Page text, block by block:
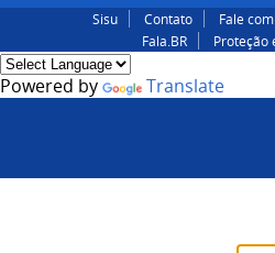
Sisu Contato
Fale
Fala.BR
Proteção
Powered by Translate